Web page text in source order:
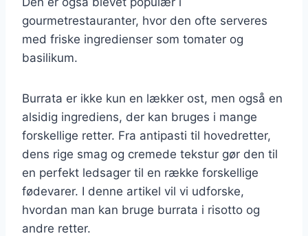
gourmetrestauranter, hvor den ofte serveres
med friske ingredienser som tomater og
basilikum.
Burrata er ikke kun en lækker ost, men også en
alsidig ingrediens, der kan bruges i mange
forskellige retter. Fra antipasti til hovedretter,
dens rige smag og cremede tekstur gør den til
en perfekt ledsager til en række forskellige
fødevarer. I denne artikel vil vi udforske,
hvordan man kan bruge burrata i risotto og
andre retter.